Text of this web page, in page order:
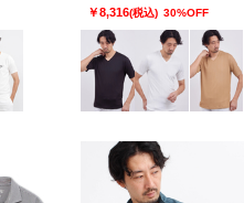
￥8,316(税込) 30%OFF